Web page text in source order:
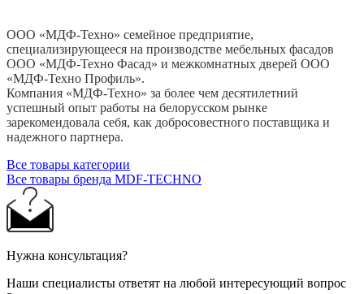
ООО «МДФ-Техно» семейное предприятие,
специализирующееся на производстве мебельных фасадов
ООО «МДФ-Техно Фасад» и межкомнатных дверей ООО
«МДФ-Техно Профиль».
Компания «МДФ-Техно» за более чем десятилетний
успешный опыт работы на белорусском рынке
зарекомендовала себя, как добросовестного поставщика и
надежного партнера.
Все товары категории
Все товары бренда MDF-TECHNO
Нужна консультация?
Наши специалисты ответят на любой интересующий вопрос